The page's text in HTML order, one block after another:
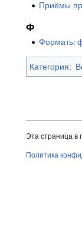
Приёмы
Ф
Форматы
Категория:
Эта страница в
Политика